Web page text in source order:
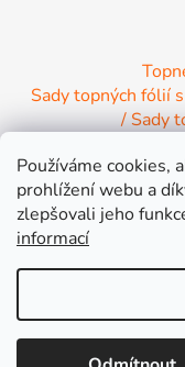
Používáme cookies,
prohlížení webu a
zlepšovali jeho
informací
Lepší cena jinde nebo
Sady topných fólií
/ Sady
/ Instalační
/ Relaxační